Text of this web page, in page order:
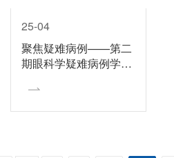
25-04
聚焦疑难病例——第二
期眼科学疑难病例学术
成功举办